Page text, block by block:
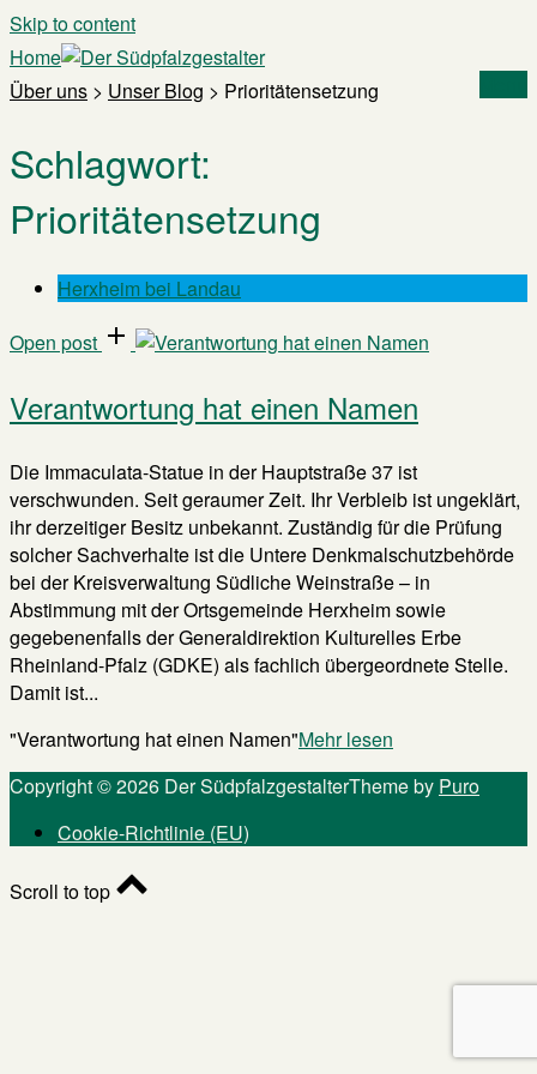
Skip to content
Home
Über uns > Unser Blog > Prioritätensetzung
Schlagwort:
Prioritätensetzung
Herxheim bei Landau
Open post
Verantwortung hat einen Namen
Die Immaculata-Statue in der Hauptstraße 37 ist
verschwunden. Seit geraumer Zeit. Ihr Verbleib ist ungeklärt,
ihr derzeitiger Besitz unbekannt. Zuständig für die Prüfung
solcher Sachverhalte ist die Untere Denkmalschutzbehörde
bei der Kreisverwaltung Südliche Weinstraße – in
Abstimmung mit der Ortsgemeinde Herxheim sowie
gegebenenfalls der Generaldirektion Kulturelles Erbe
Rheinland-Pfalz (GDKE) als fachlich übergeordnete Stelle.
Damit ist...
"Verantwortung hat einen Namen"Mehr lesen
Copyright © 2026 Der SüdpfalzgestalterTheme by Puro
Cookie-Richtlinie (EU)
Scroll to top